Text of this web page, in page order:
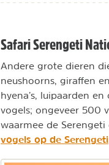
Safari Serengeti
Andere grote dieren
neushoorns, giraffen
hyena’s, luipaarden
vogels; ongeveer 500
waarmee de
vogels op de Serengeti